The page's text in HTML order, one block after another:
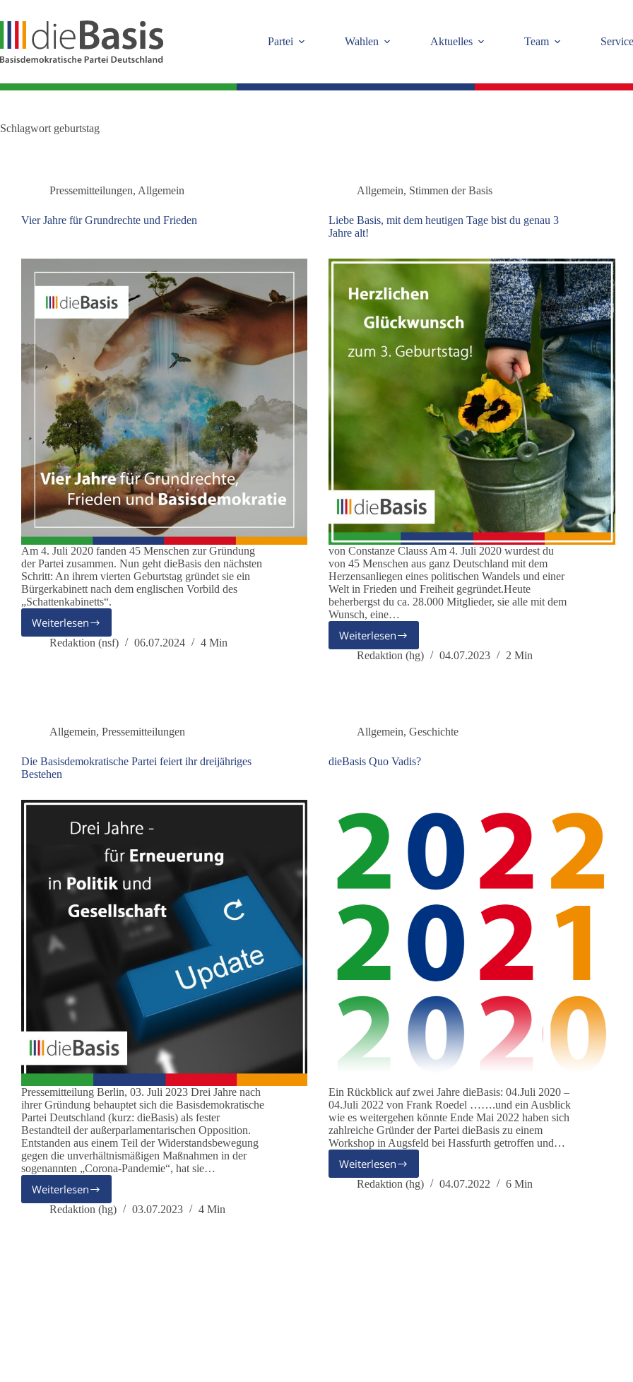
springen
Partei
Wahlen Aktuelles Team Service
Schlagwort geburtstag
Pressemitteilungen, Allgemein
Vier Jahre für Grundrechte und Frieden
Am 4. Juli 2020 fanden 45 Menschen zur Gründung
der Partei zusammen. Nun geht dieBasis den nächsten
Schritt: An ihrem vierten Geburtstag gründet sie ein
Bürgerkabinett nach dem englischen Vorbild des
„Schattenkabinetts“.
Weiterlesen
Vier
Jahre
Redaktion (nsf) 06.07.2024 4 Min
Allgemein, Stimmen der Basis
Liebe Basis, mit dem heutigen Tage bist du genau 3
Jahre alt!
von Constanze Clauss Am 4. Juli 2020 wurdest du
von 45 Menschen aus ganz Deutschland mit dem
Herzensanliegen eines politischen Wandels und einer
Welt in Frieden und Freiheit gegründet.Heute
beherbergst du ca. 28.000 Mitglieder, sie alle mit dem
Wunsch, eine…
Weiterlesen
Liebe
Basis,
bist
du
genau
3
Redaktion (hg) 04.07.2023 2 Min
Allgemein, Pressemitteilungen
Die Basisdemokratische Partei feiert ihr dreijähriges
Bestehen
Pressemitteilung Berlin, 03. Juli 2023 Drei Jahre nach
ihrer Gründung behauptet sich die Basisdemokratische
Partei Deutschland (kurz: dieBasis) als fester
Bestandteil der außerparlamentarischen Opposition.
Entstanden aus einem Teil der Widerstandsbewegung
gegen die unverhältnismäßigen Maßnahmen in der
sogenannten „Corona-Pandemie“, hat sie…
Weiterlesen
Die
Basisdemokratische
Redaktion (hg) 03.07.2023 4 Min
Allgemein,Geschichte
dieBasis Quo Vadis?
Ein Rückblick auf zwei Jahre dieBasis: 04.Juli 2020 –
04.Juli 2022 von Frank Roedel …….und ein Ausblick
wie es weitergehen könnte Ende Mai 2022 haben sich
zahlreiche Gründer der Partei dieBasis zu einem
Workshop in Augsfeld bei Hassfurth getroffen und…
Weiterlesen
dieBasis
Quo
Redaktion (hg) 04.07.2022 6 Min